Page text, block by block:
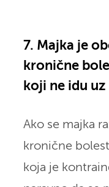
7. Majka je
kronične
koji ne idu
Ako se majka
kronične
koja je